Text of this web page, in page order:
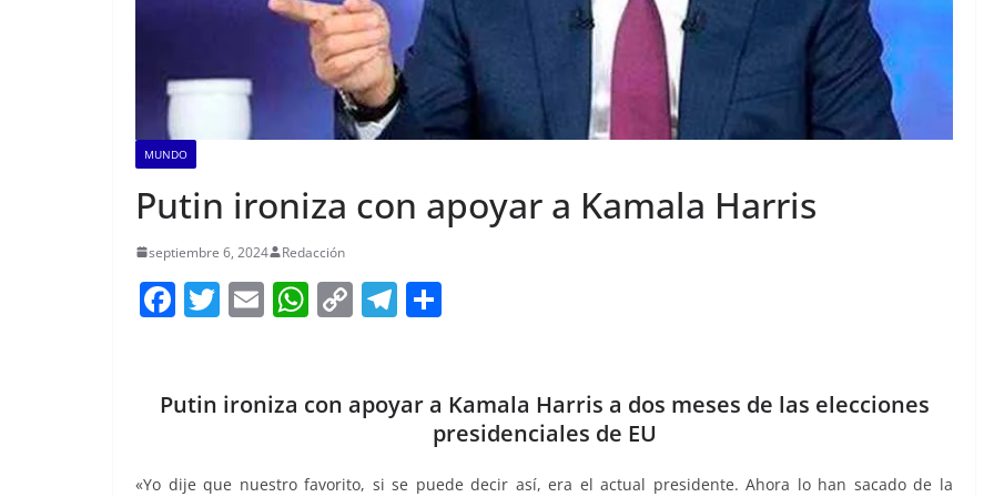
MUNDO
Putin ironiza con apoyar a Kamala Harris
septiembre 6, 2024 Redacción
F
a
e
o
T
w
er
E
m
l
W
h
s
p
C
o
y
n
T
el
gr
m
e
Putin ironiza con apoyar a Kamala Harris a dos meses de las elecciones
presidenciales de EU
«Yo dije que nuestro favorito, si se puede decir así, era el actual presidente. Ahora lo han sacado de la